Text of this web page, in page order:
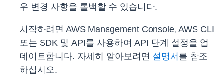
우 변경 사항을 롤백할 수 있습니다.
시작하려면 AWS Management Console, AWS CLI
또는 SDK 및 API를 사용하여 API 단계 설정을 업
데이트합니다. 자세히 알아보려면 설명서 를 참조
하십시오.